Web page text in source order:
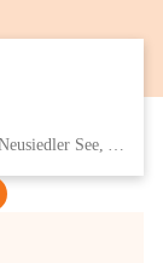
Eisenstädter Straße 18, 7091 Breitenbrunn am Neusiedler See, AUT